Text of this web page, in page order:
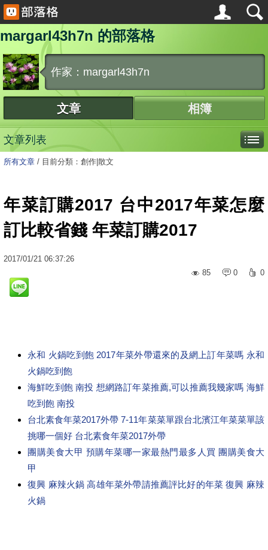
margarl43h7n 的部落格
作家：margarl43h7n
文章 相簿
文章列表
所有文章 / 目前分類：創作|散文
年菜訂購2017 台中2017年菜怎麼
訂比較省錢 年菜訂購2017
2017/01/21 06:37:26
85
0 0
永和 火鍋吃到飽 2017年菜外帶還來的及網上訂年菜嗎 永和
火鍋吃到飽
海鮮吃到飽 南投 想網路訂年菜推薦,可以推薦我幾家嗎 海鮮
吃到飽 南投
台北素食年菜2017外帶 7-11年菜菜單跟台北濱江年菜菜單該
挑哪一個好 台北素食年菜2017外帶
團購美食大甲 預購年菜哪一家最熱門最多人買 團購美食大
甲
復興 麻辣火鍋 高雄年菜外帶請推薦評比好的年菜 復興 麻辣
火鍋